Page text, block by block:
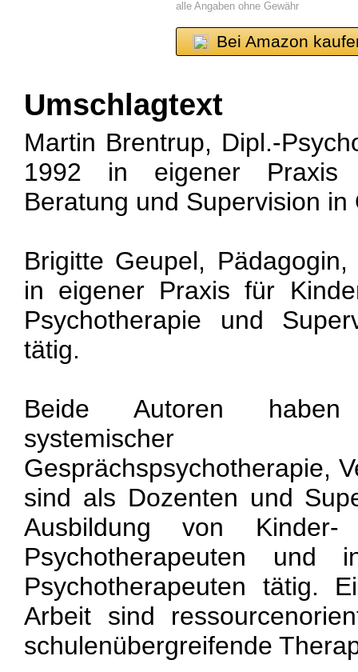
alle Angaben ohne Gewähr
Bei Amazon
Umschlagtext
Martin Brentrup, Dipl.-
1992 in eigener Praxis
Beratung und Supervision
Brigitte Geupel,
in eigener Praxis für
Psychotherapie und
tätig.
Beide Autoren
systemischer
Gesprächspsychotherapie,
sind als Dozenten und
Ausbildung von Kinder-
Psychotherapeuten und
Psychotherapeuten tätig.
Arbeit sind
schulenübergreifende